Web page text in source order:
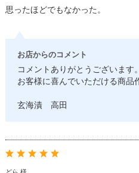
思ったほどでもなかった。
お店からのコメント
コメントありがとうございます。
お客様に喜んでいただける商品
玄海漬 高田